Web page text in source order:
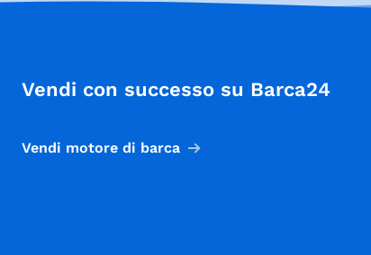
Vendi con successo su Barca24
Vendi motore di barca